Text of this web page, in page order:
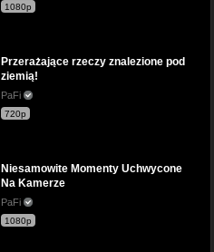
1080p
Przerażające rzeczy znalezione pod
ziemią!
PaFi
720p
Niesamowite Momenty Uchwycone
Na Kamerze
PaFi
1080p